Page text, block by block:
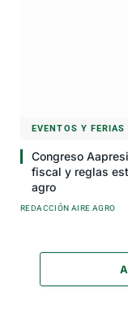
EVENTOS Y FERIAS
Congreso
fiscal y reglas
agro
REDACCIÓN AIRE AGRO